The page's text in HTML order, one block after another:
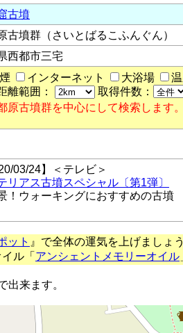
古墳
古墳群（さいとばるこふんぐん）
西都市三宅
インターネット 大浴場
離範囲：
取得件数：
原古墳群を中心にして検索します
03/24】＜テレビ＞
リアス古墳スペシャル〔第1弾〕
！ウォーキングにおすすめの古墳
ット 』で全体の運気を上げましょ
ル「 アンシェントメモリーオイル
来ます。